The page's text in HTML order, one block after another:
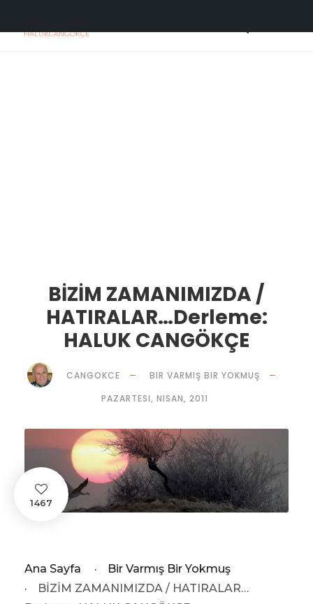
HALUKCANGOKÇE
BİZİM ZAMANIMIZDA /
HATIRALAR…Derleme:
HALUK CANGÖKÇE
CANGOKCE
BIR VARMIŞ BIR YOKMUŞ
PAZARTESI, NISAN, 2011
1467
Ana Sayfa ·
Bir Varmış Bir Yokmuş
·
BİZİM ZAMANIMIZDA / HATIRALAR…